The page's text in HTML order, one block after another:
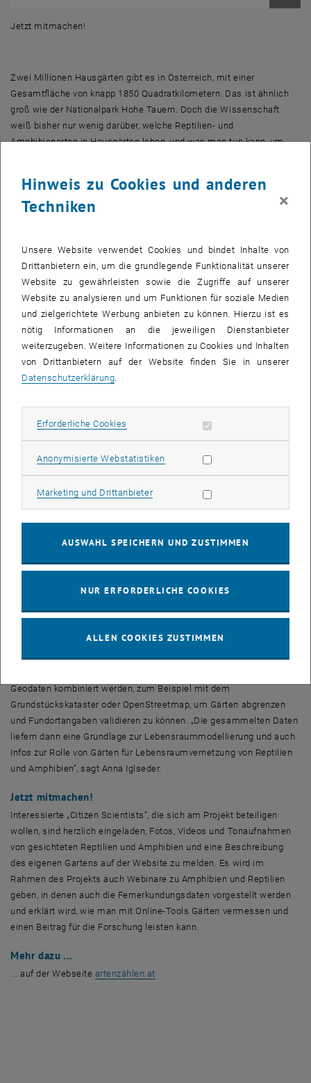
Jetzt mitmachen!
Zwei Millionen Hausgärten gibt es in Österreich, mit einer
Gesamtfläche von knapp 1850 Quadratkilometern. Das ist ähnlich
groß wie der Nationalpark Hohe Tauern. Doch die Wissenschaft
weiß bisher nur wenig darüber, welche Reptilien- und
Amphibienarten in Hausgärten leben, und was man tun kann, um
Das soll sich nun ändern: Im BIOM Gartenprojekt arbeiten die
Umweltorganisationen GLOBAL 2000 und der Naturschutzbund mit
der Universität Wien, der TU Wien, der Universität für Weiterbildung
zusammen. Auf der gemeinsamen Online-Plattform „artenzählen.at“
sollen nun unter der Schirmherrschaft des
Klimaschutzministeriums wertvolle Daten gewonnen werden.
TU Wien kümmert sich um Geodaten
Wer in Österreich einen Garten hat, ist eingeladen, sich zu
registrieren und an diesem wissenschaftlichen Projekt
mitzuarbeiten. „Es geht dabei nicht nur darum, die Sichtung von
Department für Geodäsie und Geoinformation der TU Wien. „Wichtig
umgebenden Lebensraum im Garten zu charakterisieren.“ Solche
Hecken) und Gartenstruktur (Mauern, Holzstapeln, etc), zu
ortsbezogener Daten: „Wir werden die Angaben validieren, auch
indem wir sie mit vorhandenen Daten vergleichen“, sagt Anna
weiteren Parametern, die für die Ciziten Scientists nicht so einfach
zu ermitteln sind, etwa mit einer Beschreibung der Topographie oder
Fernerkundungsdaten, etwa Luftbilder oder Laser-Scanning-Daten
von Flugzeugen und daraus abgeleitete Gelände- und
Geodaten kombiniert werden, zum Beispiel mit dem
Grundstückskataster oder OpenStreetmap, um Gärten abgrenzen
und Fundortangaben validieren zu können. „Die gesammelten Daten
liefern dann eine Grundlage zur Lebensraummodellierung und auch
Infos zur Rolle von Gärten für Lebensraumvernetzung von Reptilien
und Amphibien“, sagt Anna Iglseder.
Jetzt mitmachen!
Interessierte „Citizen Scientists“, die sich am Projekt beteiligen
wollen, sind herzlich eingeladen, Fotos, Videos und Tonaufnahmen
von gesichteten Reptilien und Amphibien und eine Beschreibung
des eigenen Gartens auf der Website zu melden. Es wird im
Rahmen des Projekts auch Webinare zu Amphibien und Reptilien
geben, in denen auch die Fernerkundungsdaten vorgestellt werden
und erklärt wird, wie man mit Online-Tools Gärten vermessen und
einen Beitrag für die Forschung leisten kann.
Mehr dazu ...
... auf der Webseite artenzählen.at, öffnet eine externe URL in einem
Hinweis zu Cookies und anderen
Techniken
×
Unsere Website verwendet Cookies und bindet Inhalte von
Drittanbietern ein, um die grundlegende Funktionalität unserer
Website zu gewährleisten sowie die Zugriffe auf unserer
Website zu analysieren und um Funktionen für soziale Medien
und zielgerichtete Werbung anbieten zu können. Hierzu ist es
nötig Informationen an die jeweiligen Dienstanbieter
weiterzugeben. Weitere Informationen zu Cookies und Inhalten
von Drittanbietern auf der Website finden Sie in unserer
Datenschutzerklärung
Erforderliche Cookies Erforderliche Cookies zulassen
Anonymisierte WebstatistikenStatistik Cookies zulassen
Marketing und DrittanbieterMarketing Cookies zulassen
AUSWAHL SPEICHERN UND ZUSTIMMEN
NUR ERFORDERLICHE COOKIES
ALLEN COOKIES ZUSTIMMEN